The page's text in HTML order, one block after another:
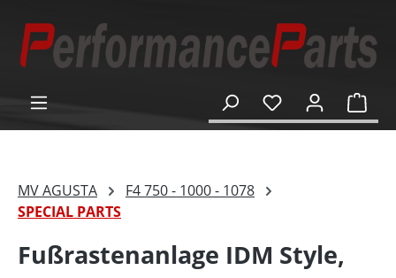
springen
MV AGUSTA
F4 750 - 1000 - 1078
SPECIAL PARTS
Fußrastenanlage IDM Style,